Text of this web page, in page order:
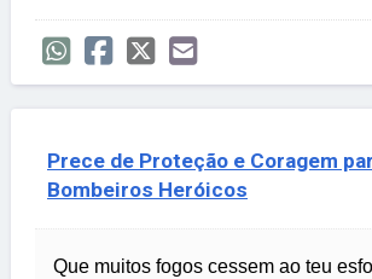
Prece de Proteção e Coragem
Bombeiros Heróicos
Que muitos fogos cessem ao teu